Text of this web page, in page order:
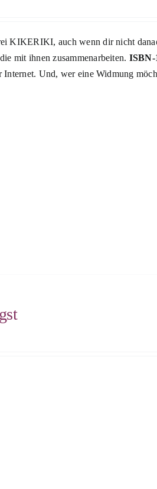
KIKERIKI, auch wenn dir nicht
mit ihnen zusammenarbeiten. ISBN-
Und, wer eine Widmung